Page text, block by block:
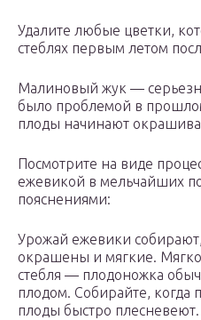
Удалите любые цветки,
стеблях первым летом
Малиновый жук —
было проблемой в
плоды начинают
Посмотрите на виде
ежевикой в мельчайших
пояснениями:
Урожай ежевики
окрашены и мягкие.
стебля — плодоножка
плодом. Собирайте,
плоды быстро плесневеют.